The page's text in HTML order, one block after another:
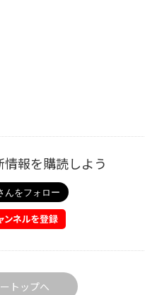
報を購読しよう
トップへ